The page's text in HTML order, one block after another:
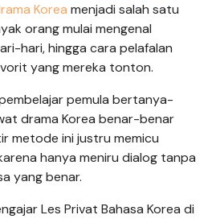
Korea menjadi salah satu
orang mulai mengenal
hari, hingga cara pelafalan
yang mereka tonton.
pemula bertanya-
drama Korea benar-benar
metode ini justru memicu
hanya meniru dialog tanpa
yang benar.
Les Privat Bahasa Korea di